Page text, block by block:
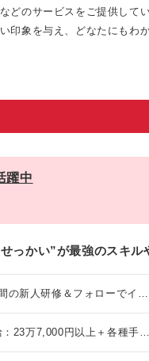
どのサービスをご提供して
印象を与え、どなたにもわ
躍中
っかい”が最強のスキル
新人研修＆フォローでイチ
2回の賞与で頑張りを還元
3ヶ月目：月給22万3,000